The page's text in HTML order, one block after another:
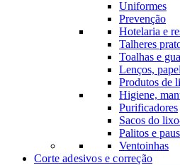
Uniformes
Prevenção
Hotelaria e
Talheres
Toalhas e
Lenços,
Produtos de
Higiene,
Purificadores
Sacos do
Palitos e
Ventoinhas
Corte adesivos e correção